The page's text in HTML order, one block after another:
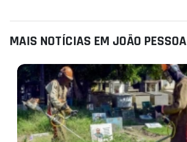
MAIS NOTÍCIAS EM JOÃO PESSOA